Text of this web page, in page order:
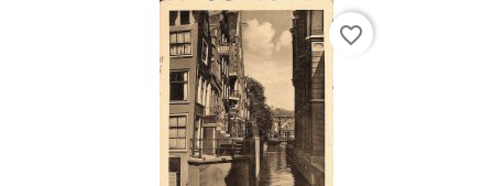
favorite_border